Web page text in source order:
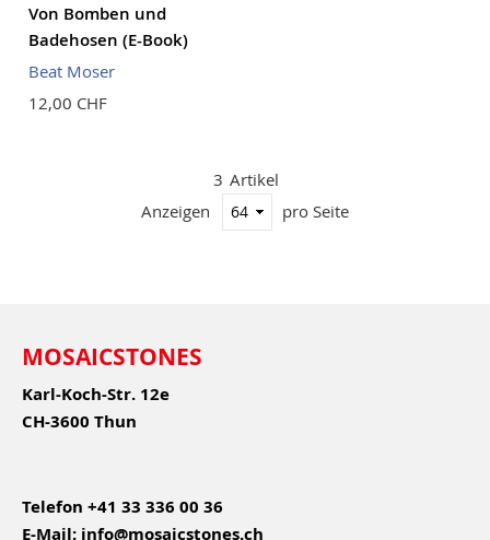
Von Bomben und
Badehosen (E-Book)
Beat Moser
12,00 CHF
3 Artikel
Anzeigen
pro Seite
MOSAICSTONES
Karl-Koch-Str. 12e
CH-3600 Thun
Telefon +41 33 336 00 36
E-Mail: info@mosaicstones.ch